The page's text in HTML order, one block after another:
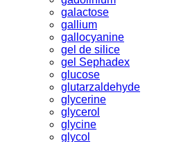
galactose
gallium
gallocyanine
gel de silice
gel Sephadex
glucose
glutarzaldehyde
glycerine
glycerol
glycine
glycol